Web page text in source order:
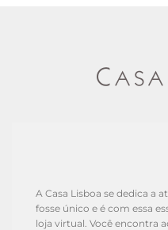
A Casa Lisboa se dedica a
fosse único e é com essa
loja virtual. Você encontra